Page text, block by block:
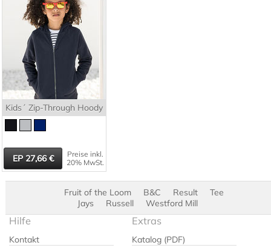
Kids´ Zip-Through Hoody
27,66
Preise inkl.
20% MwSt.
Fruit of the Loom B&C Result
Tee
Jays
Russell Westford Mill
Hilfe
Kontakt
Extras
Katalog (PDF)